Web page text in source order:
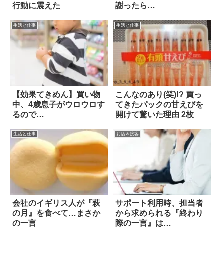
行動に震えた
謝ったら…
生活と仕事
【効果てきめん】買い物
中、4歳息子がウロウロす
るので…
生活と仕事
こんなのあり(笑)!? 買っ
てきたパックの甘えびを
開けて驚いた理由 2枚
生活と仕事
会社のイギリス人が『萩
の月』を食べて…まさか
の一言
お店＆接客
サポート利用時、担当者
から求められる『終わり
際の一言』は…